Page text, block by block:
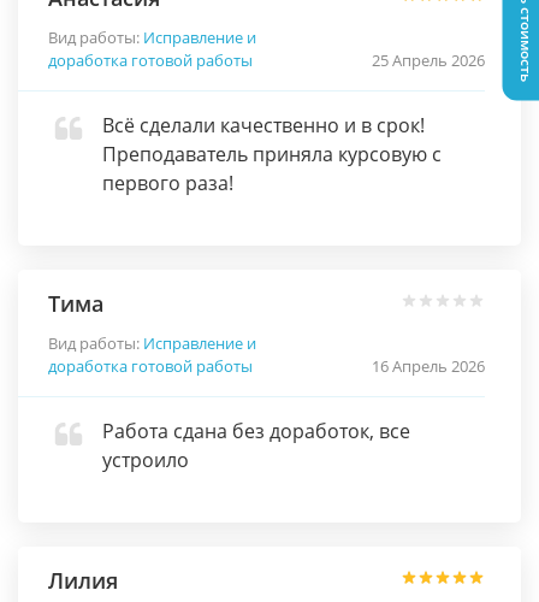
Вид работы: Исправление и
доработка готовой работы
25 Апрель 2026
Всё сделали качественно и в срок!
Преподаватель приняла курсовую с
первого раза!
Тима
Вид работы: Исправление и
доработка готовой работы
16 Апрель 2026
Работа сдана без доработок, все
устроило
Лилия